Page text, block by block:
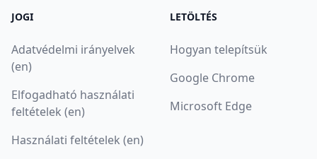
JOGI
Adatvédelmi irányelvek
(en)
Elfogadható használati
feltételek (en)
Használati feltételek (en)
LETÖLTÉS
Hogyan telepítsük
Google Chrome
Microsoft Edge